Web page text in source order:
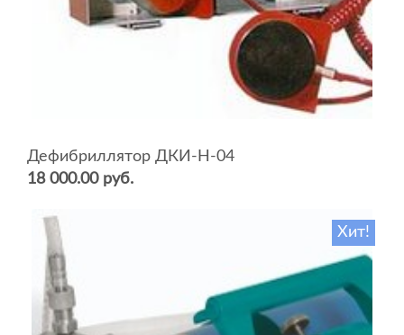
Дефибриллятор ДКИ-Н-04
18 000.00 руб.
Хит!